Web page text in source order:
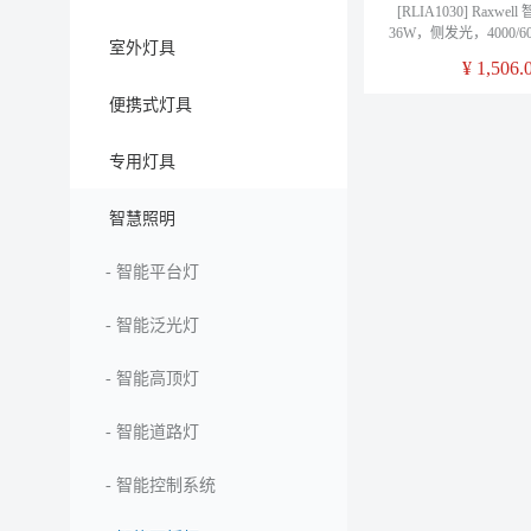
室外灯具
便携式灯具
专用灯具
智慧照明
- 智能平台灯
- 智能泛光灯
- 智能高顶灯
- 智能道路灯
- 智能控制系统
[RLIA1030] Raxwell
36W，侧发光，4000/
¥